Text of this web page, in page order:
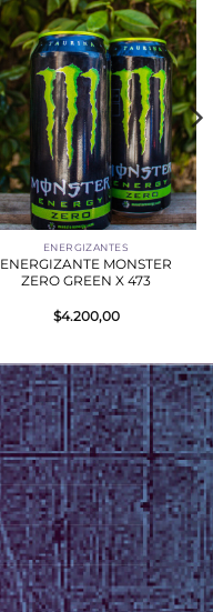
ENERGIZANTES
ENERGIZANTE MONSTER
ZERO GREEN X 473
$4.200,00